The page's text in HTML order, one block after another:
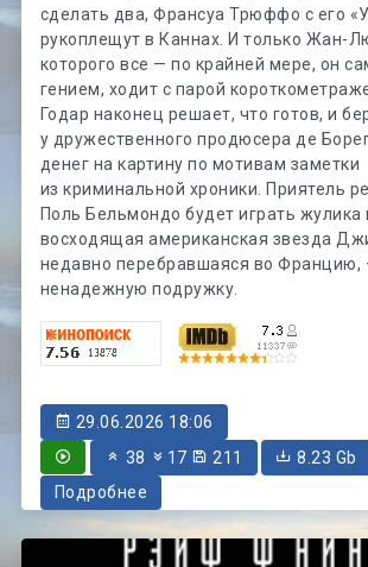
сделать два, Франсуа Трюффо с его
рукоплещут в Каннах. И только Жан-
которого все — по крайней мере, он
гением, ходит с парой
Годар наконец решает, что готов, и
у дружественного продюсера де
денег на картину по мотивам заметки
из криминальной хроники. Приятель
Поль Бельмондо будет играть жулика
восходящая американская звезда
недавно перебравшаяся во Францию,
ненадежную подружку.
29.06.2026 18:06
38
17 211
8.23 Gb
Подробнее